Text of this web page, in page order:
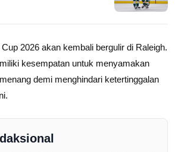
2026 akan kembali bergulir di Raleigh.
kesempatan untuk menyamakan
demi menghindari ketertinggalan